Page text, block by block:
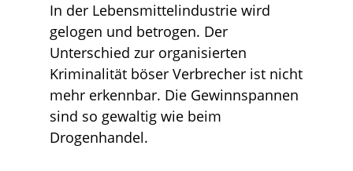
In der Lebensmittelindustrie wird
gelogen und betrogen. Der
Unterschied zur organisierten
Kriminalität böser Verbrecher ist nicht
mehr erkennbar. Die Gewinnspannen
sind so gewaltig wie beim
Drogenhandel.